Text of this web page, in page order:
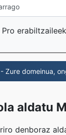
- Zure domeinua,
aldatu
denboraz